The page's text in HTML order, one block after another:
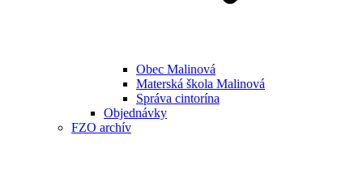
Obec Malinová
Materská škola Malinová
Správa cintorína
Objednávky
FZO archív